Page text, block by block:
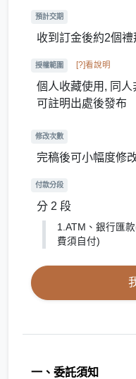
預計交期
收到訂金後約2個禮
授權範圍 [?]看說明
個人收藏使用, 同
可註明出處後發布
修改次數
完稿後可小幅度修
付款分段
分 2 段
1.ATM、銀行匯
費須自付)
一、委託須知